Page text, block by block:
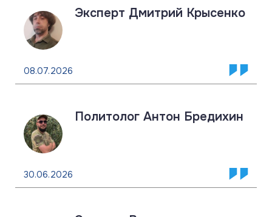
Эксперт Дмитрий Крысенко
08.07.2026
Политолог Антон Бредихин
30.06.2026